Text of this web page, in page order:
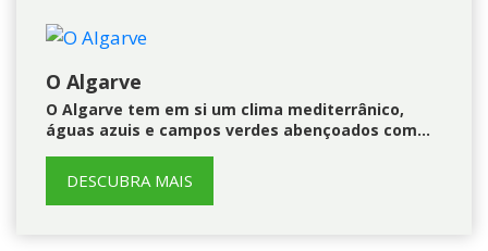
O Algarve
O Algarve tem em si um clima mediterrânico,
águas azuis e campos verdes abençoados com…
DESCUBRA MAIS